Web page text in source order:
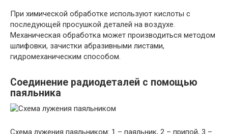
При химической обработке используют кислоты с
последующей просушкой деталей на воздухе.
Механическая обработка может производиться методом
шлифовки, зачистки абразивными листами,
гидромеханическим способом.
Соединение радиодеталей с помощью
паяльника
Схема лужения паяльником: 1 – паяльник, 2 – припой, 3 –